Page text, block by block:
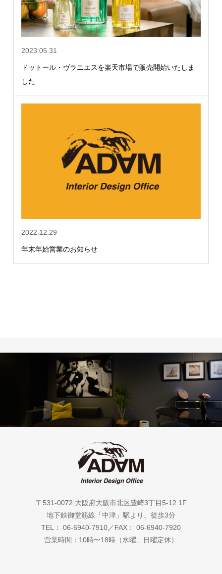
2023.05.31
ドットール・ヴラニエスを楽天市場で販売開始いたしま
した
2022.12.29
年末年始営業のお知らせ
〒531-0072 大阪府大阪市北区豊崎3丁目5-12 1F
地下鉄御堂筋線「中津」駅より、徒歩3分
TEL： 06-6940-7910／FAX： 06-6940-7920
営業時間：10時〜18時（水曜、日曜定休）